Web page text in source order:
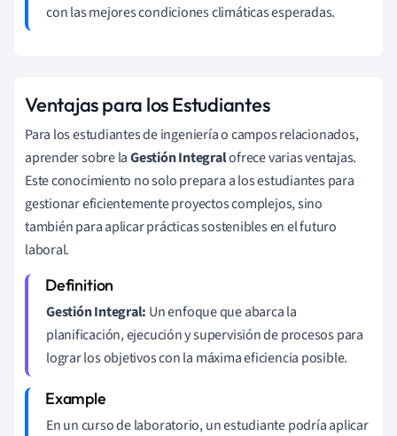
con las mejores condiciones climáticas esperadas.
Ventajas para los Estudiantes
Para los estudiantes de ingeniería o campos relacionados,
aprender sobre laGestión Integralofrece varias ventajas.
Este conocimiento no solo prepara a los estudiantes para
gestionar eficientemente proyectos complejos, sino
también para aplicar prácticas sostenibles en el futuro
laboral.
Gestión Integral: Un enfoque que abarca la
planificación, ejecución y supervisión de procesos para
lograr los objetivos con la máxima eficiencia posible.
En un curso de laboratorio, un estudiante podría aplicar